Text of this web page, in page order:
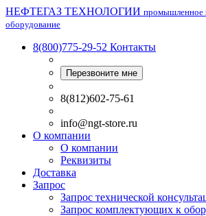
НЕФТЕГАЗ ТЕХНОЛОГИИ промышленное
оборудование
8(800)775-29-52 Контакты
Перезвоните мне
8(812)602-75-61
info@ngt-store.ru
О компании
О компании
Реквизиты
Доставка
Запрос
Запрос технической
Запрос комплектующих к